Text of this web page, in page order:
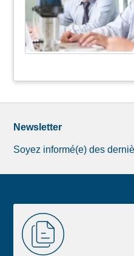
Newsletter
Soyez informé(e) des
Image
de
Documentation